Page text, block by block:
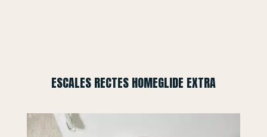
ESCALES RECTES HOMEGLIDE EXTRA